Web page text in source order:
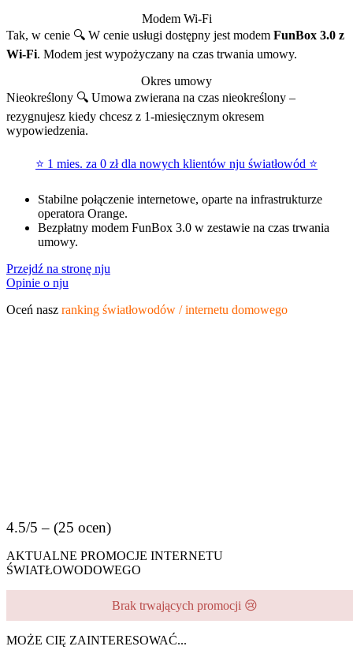
Modem Wi-Fi
Tak, w cenie 🔍 W cenie usługi dostępny jest modem FunBox 3.0 z
Wi-Fi. Modem jest wypożyczany na czas trwania umowy.
Okres umowy
Nieokreślony 🔍 Umowa zwierana na czas nieokreślony –
rezygnujesz kiedy chcesz z 1-miesięcznym okresem
wypowiedzenia.
⭐ 1 mies. za 0 zł dla nowych klientów nju światłowód ⭐
Stabilne połączenie internetowe, oparte na infrastrukturze
operatora Orange.
Bezpłatny modem FunBox 3.0 w zestawie na czas trwania
umowy.
Przejdź na stronę nju
Opinie o nju
Oceń nasz ranking światłowodów / internetu domowego
4.5/5 – (25 ocen)
AKTUALNE PROMOCJE INTERNETU
ŚWIATŁOWODOWEGO
Brak trwających promocji 😢
MOŻE CIĘ ZAINTERESOWAĆ...